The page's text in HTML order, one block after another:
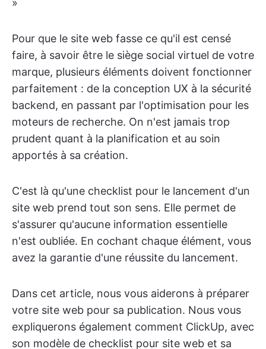
»
Pour que le site web fasse ce qu'il est censé
faire, à savoir être le siège social virtuel de votre
marque, plusieurs éléments doivent fonctionner
parfaitement : de la conception UX à la sécurité
backend, en passant par l'optimisation pour les
moteurs de recherche. On n'est jamais trop
prudent quant à la planification et au soin
apportés à sa création.
C'est là qu'une checklist pour le lancement d'un
site web prend tout son sens. Elle permet de
s'assurer qu'aucune information essentielle
n'est oubliée. En cochant chaque élément, vous
avez la garantie d'une réussite du lancement.
Dans cet article, nous vous aiderons à préparer
votre site web pour sa publication. Nous vous
expliquerons également comment ClickUp, avec
son modèle de checklist pour site web et sa